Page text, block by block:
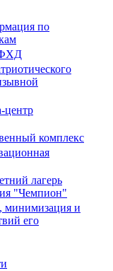
по
центр
комплекс
лагерь
"Чемпион"
минимизация и
его